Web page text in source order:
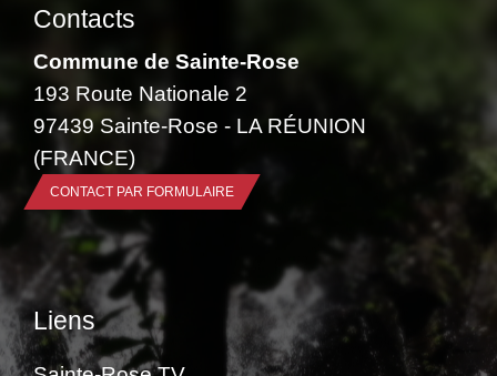
Contacts
Commune de Sainte-Rose
193 Route Nationale 2
97439 Sainte-Rose - LA RÉUNION
(FRANCE)
CONTACT PAR FORMULAIRE
Liens